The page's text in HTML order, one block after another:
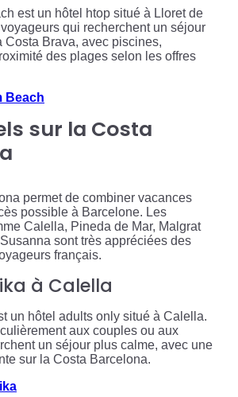
est un hôtel htop situé à Lloret de
qui recherchent un séjour
Costa Brava, avec piscines,
des plages selon les offres
Beach
sur la Costa
permet de combiner vacances
possible à Barcelone. Les
Calella, Pineda de Mar, Malgrat
sont très appréciées des
français.
à Calella
un hôtel adults only situé à Calella.
aux couples ou aux
un séjour plus calme, avec une
sur la Costa Barcelona.